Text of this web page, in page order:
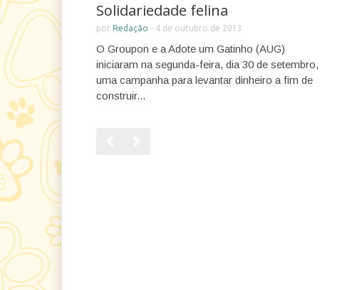
Solidariedade felina
por Redação - 4 de outubro de 2013
O Groupon e a Adote um Gatinho (AUG)
iniciaram na segunda-feira, dia 30 de setembro,
uma campanha para levantar dinheiro a fim de
construir...